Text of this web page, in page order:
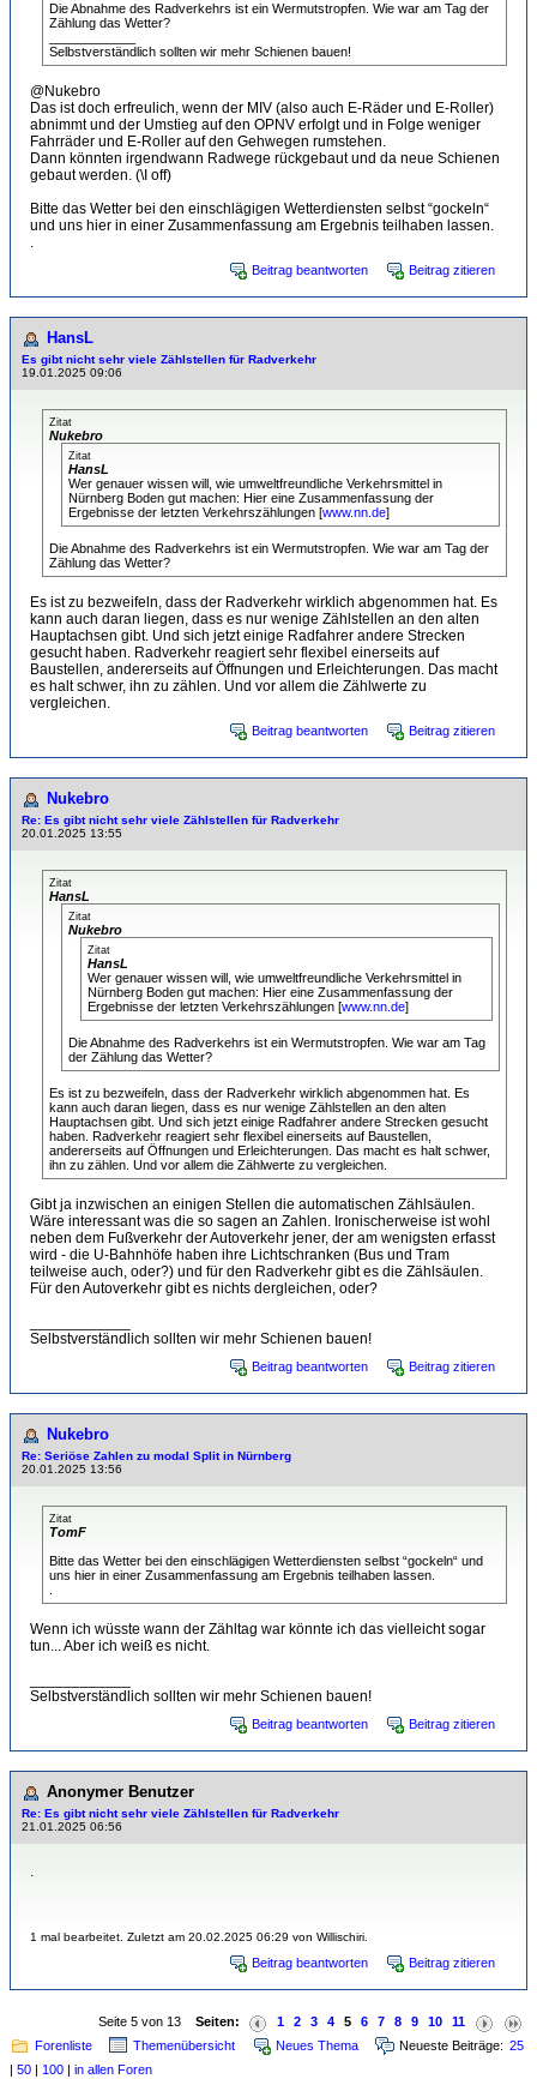
Die Abnahme des Radverkehrs ist ein Wermutstropfen. Wie war am Tag der
Zählung das Wetter?
Selbstverständlich sollten wir mehr Schienen bauen!
@Nukebro
Das ist doch erfreulich, wenn der MIV (also auch E-Räder und E-Roller)
abnimmt und der Umstieg auf den OPNV erfolgt und in Folge weniger
Fahrräder und E-Roller auf den Gehwegen rumstehen.
Dann könnten irgendwann Radwege rückgebaut und da neue Schienen
gebaut werden. (\I off)
Bitte das Wetter bei den einschlägigen Wetterdiensten selbst “gockeln“
und uns hier in einer Zusammenfassung am Ergebnis teilhaben lassen.
Beitrag beantworten Beitrag zitieren
HansL
Es gibt nicht sehr viele Zählstellen für Radverkehr
19.01.2025 09:06
Zitat
Nukebro
Zitat
HansL
Wer genauer wissen will, wie umweltfreundliche Verkehrsmittel in
Nürnberg Boden gut machen: Hier eine Zusammenfassung der
Ergebnisse der letzten Verkehrszählungen [www.nn.de]
Die Abnahme des Radverkehrs ist ein Wermutstropfen. Wie war am Tag der
Zählung das Wetter?
Es ist zu bezweifeln, dass der Radverkehr wirklich abgenommen hat. Es
kann auch daran liegen, dass es nur wenige Zählstellen an den alten
Hauptachsen gibt. Und sich jetzt einige Radfahrer andere Strecken
gesucht haben. Radverkehr reagiert sehr flexibel einerseits auf
Baustellen, andererseits auf Öffnungen und Erleichterungen. Das macht
es halt schwer, ihn zu zählen. Und vor allem die Zählwerte zu
vergleichen.
Beitrag beantworten Beitrag zitieren
Nukebro
Re: Es gibt nicht sehr viele Zählstellen für Radverkehr
20.01.2025 13:55
Zitat
HansL
Zitat
Nukebro
Zitat
HansL
Wer genauer wissen will, wie umweltfreundliche Verkehrsmittel in
Nürnberg Boden gut machen: Hier eine Zusammenfassung der
Ergebnisse der letzten Verkehrszählungen [www.nn.de]
Die Abnahme des Radverkehrs ist ein Wermutstropfen. Wie war am Tag
der Zählung das Wetter?
Es ist zu bezweifeln, dass der Radverkehr wirklich abgenommen hat. Es
kann auch daran liegen, dass es nur wenige Zählstellen an den alten
Hauptachsen gibt. Und sich jetzt einige Radfahrer andere Strecken gesucht
haben. Radverkehr reagiert sehr flexibel einerseits auf Baustellen,
andererseits auf Öffnungen und Erleichterungen. Das macht es halt schwer,
ihn zu zählen. Und vor allem die Zählwerte zu vergleichen.
Gibt ja inzwischen an einigen Stellen die automatischen Zählsäulen.
Wäre interessant was die so sagen an Zahlen. Ironischerweise ist wohl
neben dem Fußverkehr der Autoverkehr jener, der am wenigsten erfasst
wird - die U-Bahnhöfe haben ihre Lichtschranken (Bus und Tram
teilweise auch, oder?) und für den Radverkehr gibt es die Zählsäulen.
Für den Autoverkehr gibt es nichts dergleichen, oder?
Selbstverständlich sollten wir mehr Schienen bauen!
Beitrag beantworten Beitrag zitieren
Nukebro
Re: Seriöse Zahlen zu modal Split in Nürnberg
20.01.2025 13:56
Zitat
TomF
Bitte das Wetter bei den einschlägigen Wetterdiensten selbst “gockeln“ und
uns hier in einer Zusammenfassung am Ergebnis teilhaben lassen.
Wenn ich wüsste wann der Zähltag war könnte ich das vielleicht sogar
tun... Aber ich weiß es nicht.
Selbstverständlich sollten wir mehr Schienen bauen!
Beitrag beantworten Beitrag zitieren
Anonymer Benutzer
Re: Es gibt nicht sehr viele Zählstellen für Radverkehr
21.01.2025 06:56
1 mal bearbeitet. Zuletzt am 20.02.2025 06:29 von Willischiri.
Beitrag beantworten Beitrag zitieren
Seite 5 von 13 Seiten: 1 2 3 4 5 6 7 8 9 10
11
Forenliste
Themenübersicht Neues Thema Neueste Beiträge: 25
| 50 | 100 | in allen Foren